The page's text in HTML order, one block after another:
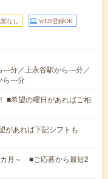
なし WEB登録OK
---分／上永谷駅から---分／
ら---分
■希望の曜日があればご相
があれば下記シフトも
カ月～ ■ご応募から最短2